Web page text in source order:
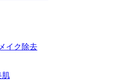
イク除去
肌